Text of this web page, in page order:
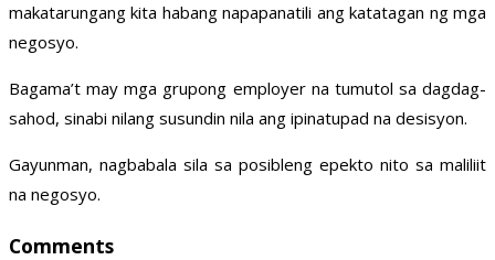
makatarungang kita habang napapanatili ang katatagan ng mga
negosyo.
Bagama’t may mga grupong employer na tumutol sa dagdag-
sahod, sinabi nilang susundin nila ang ipinatupad na desisyon.
Gayunman, nagbabala sila sa posibleng epekto nito sa maliliit
na negosyo.
Comments